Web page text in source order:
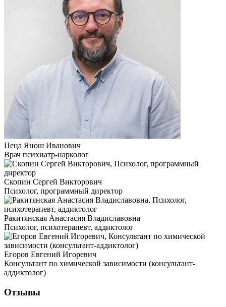
Пеца Янош Иванович
Врач психиатр-нарколог
Скопин Сергей Викторович
Психолог, программный директор
Ракитянская Анастасия Владиславовна
Психолог, психотерапевт, аддиктолог
Егоров Евгений Игоревич
Консультант по химической зависимости (консультант-
аддиктолог)
Отзывы